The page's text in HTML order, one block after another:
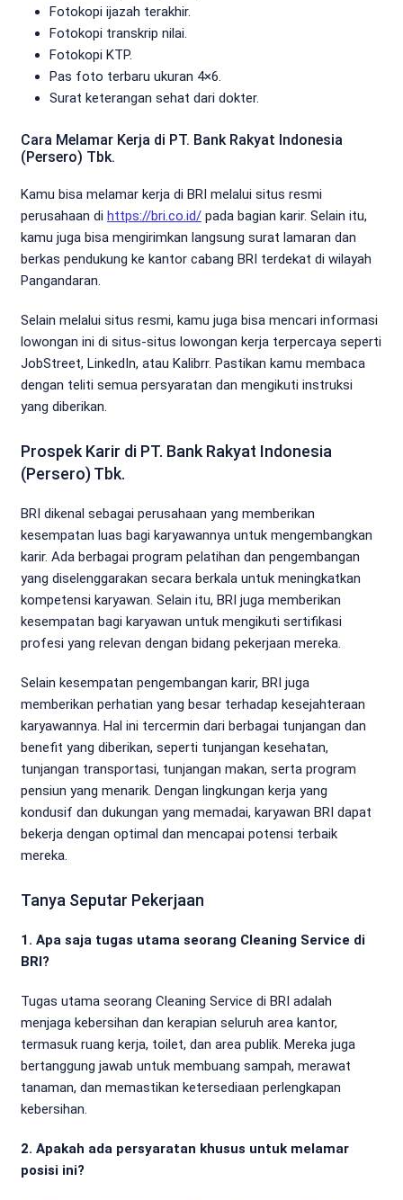
Fotokopi ijazah terakhir.
Fotokopi transkrip nilai.
Fotokopi KTP.
Pas foto terbaru ukuran 4×6.
Surat keterangan sehat dari dokter.
Cara Melamar Kerja di PT. Bank Rakyat Indonesia
(Persero) Tbk.
Kamu bisa melamar kerja di BRI melalui situs resmi
perusahaan di https://bri.co.id/ pada bagian karir. Selain itu,
kamu juga bisa mengirimkan langsung surat lamaran dan
berkas pendukung ke kantor cabang BRI terdekat di wilayah
Pangandaran.
Selain melalui situs resmi, kamu juga bisa mencari informasi
lowongan ini di situs-situs lowongan kerja terpercaya seperti
JobStreet, LinkedIn, atau Kalibrr. Pastikan kamu membaca
dengan teliti semua persyaratan dan mengikuti instruksi
yang diberikan.
Prospek Karir di PT. Bank Rakyat Indonesia
(Persero) Tbk.
BRI dikenal sebagai perusahaan yang memberikan
kesempatan luas bagi karyawannya untuk mengembangkan
karir. Ada berbagai program pelatihan dan pengembangan
yang diselenggarakan secara berkala untuk meningkatkan
kompetensi karyawan. Selain itu, BRI juga memberikan
kesempatan bagi karyawan untuk mengikuti sertifikasi
profesi yang relevan dengan bidang pekerjaan mereka.
Selain kesempatan pengembangan karir, BRI juga
memberikan perhatian yang besar terhadap kesejahteraan
karyawannya. Hal ini tercermin dari berbagai tunjangan dan
benefit yang diberikan, seperti tunjangan kesehatan,
tunjangan transportasi, tunjangan makan, serta program
pensiun yang menarik. Dengan lingkungan kerja yang
kondusif dan dukungan yang memadai, karyawan BRI dapat
bekerja dengan optimal dan mencapai potensi terbaik
mereka.
Tanya Seputar Pekerjaan
1. Apa saja tugas utama seorang Cleaning Service di
BRI?
Tugas utama seorang Cleaning Service di BRI adalah
menjaga kebersihan dan kerapian seluruh area kantor,
termasuk ruang kerja, toilet, dan area publik. Mereka juga
bertanggung jawab untuk membuang sampah, merawat
tanaman, dan memastikan ketersediaan perlengkapan
kebersihan.
2. Apakah ada persyaratan khusus untuk melamar
posisi ini?